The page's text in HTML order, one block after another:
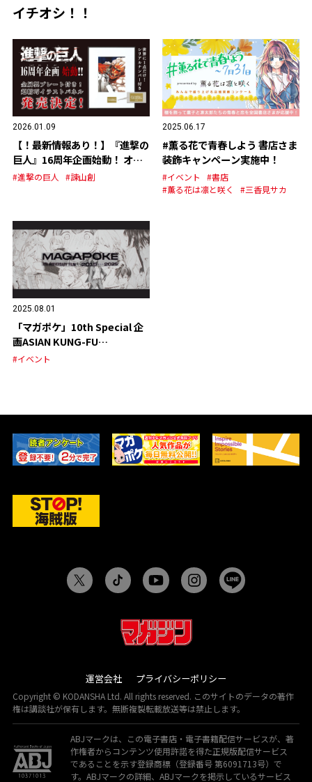
イチオシ！！
2026.01.09
【！最新情報あり！】『進撃の
巨人』16周年企画始動！ オリ
ジナルグッズの発売が決定！
#進撃の巨人 #諫山創
2025.06.17
#薫る花で青春しよう 書店さま
装飾キャンペーン実施中！
#イベント
#書店
#薫る花は凛と咲く
#三香見サカ
2025.08.01
「マガポケ」10th Special 企
画ASIAN KUNG-FU
GENERATION スペシャルPV
#イベント
運営会社 プライバシーポリシー
Copyright © KODANSHA Ltd. All rights reserved. このサイトのデータの著作
権は講談社が保有します。無断複製転載放送等は禁止します。
ABJマークは、この電子書店・電子書籍配信サービスが、著
作権者からコンテンツ使用許諾を得た正規版配信サービス
であることを示す登録商標（登録番号 第6091713号）で
す。ABJマークの詳細、ABJマークを掲示しているサービス